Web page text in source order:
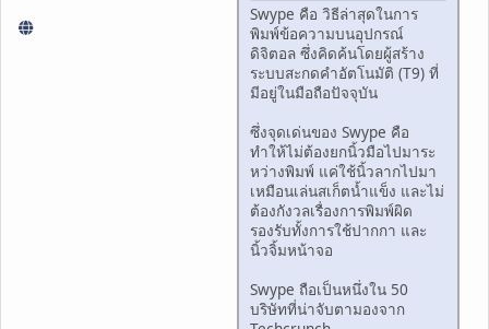
Swype คือ วิธีล่าสุดในการ
พิมพ์ข้อความบนอุปกรณ์
ดิจิตอล ซึ่งคิดค้นโดยผู้สร้าง
ระบบสะกดคำอัตโนมัติ (T9) ที่
มีอยู่ในมือถือปัจจุบัน
ซึ่งจุดเด่นของ Swype คือ
ทำให้ไม่ต้องยกนิ้วมือไปมาระ
หว่างพิมพ์ แค่ใช้นิ้วลากไปมา
เหมือนเล่นสเก็ตน้ำแข็ง และไม่
ต้องกังวลเรื่องการพิมพ์ผิด
รองรับทั้งการใช้ปากกา และ
นิ้วจิ้มหน้าจอ
Swype ถือเป็นหนึ่งใน 50
บริษัทที่น่าจับตามองจาก